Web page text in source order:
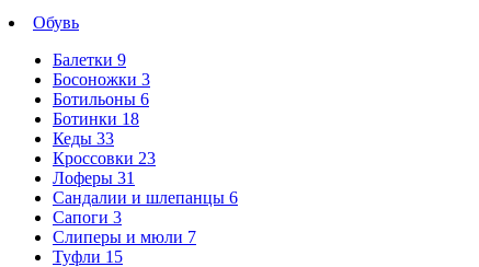
Обувь
Балетки 9
Босоножки 3
Ботильоны 6
Ботинки 18
Кеды 33
Кроссовки 23
Лоферы 31
Сандалии и шлепанцы 6
Сапоги 3
Слиперы и мюли 7
Туфли 15